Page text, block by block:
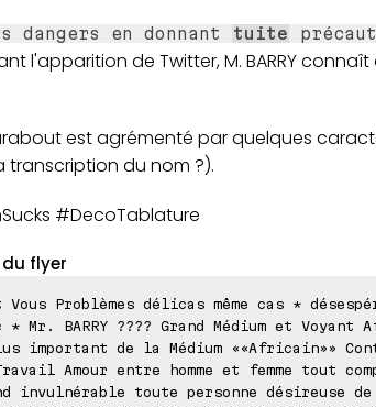
dangers en donnant tuite
l'apparition de Twitter, M. BARRY
est agrémenté par quelques
transcription du nom ?).
#DecoTablature
flyer
Vous Problèmes délicas même cas *
* Mr. BARRY ???? Grand Médium et Voyant
important de la Médium ««Africain»»
Amour entre homme et femme tout
invulnérable toute personne désireuse